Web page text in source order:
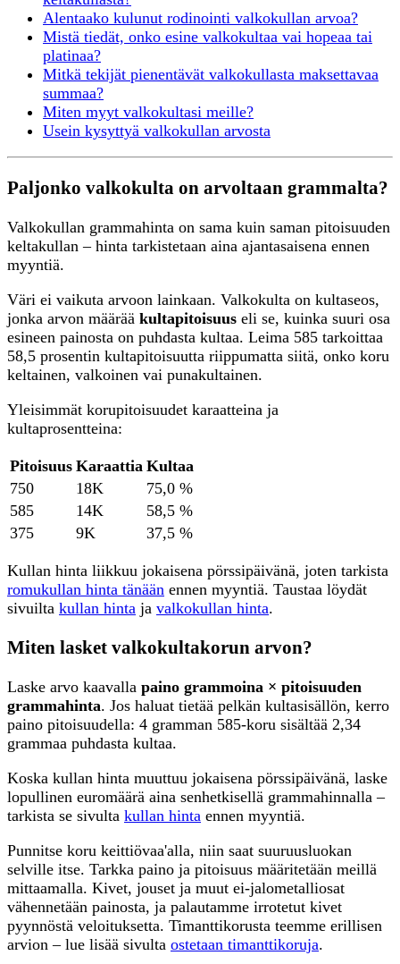
Alentaako kulunut rodinointi valkokullan arvoa?
Mistä tiedät, onko esine valkokultaa vai hopeaa tai
platinaa?
Mitkä tekijät pienentävät valkokullasta maksettavaa
summaa?
Miten myyt valkokultasi meille?
Usein kysyttyä valkokullan arvosta
Paljonko valkokulta on arvoltaan grammalta?
Valkokullan grammahinta on sama kuin saman pitoisuuden
keltakullan – hinta tarkistetaan aina ajantasaisena ennen
myyntiä.
Väri ei vaikuta arvoon lainkaan. Valkokulta on kultaseos,
jonka arvon määrää kultapitoisuus eli se, kuinka suuri osa
esineen painosta on puhdasta kultaa. Leima 585 tarkoittaa
58,5 prosentin kultapitoisuutta riippumatta siitä, onko koru
keltainen, valkoinen vai punakultainen.
Yleisimmät korupitoisuudet karaatteina ja
kultaprosentteina:
Pitoisuus Karaattia Kultaa
750
18K
75,0 %
585
14K
58,5 %
375
9K 37,5 %
Kullan hinta liikkuu jokaisena pörssipäivänä, joten tarkista
romukullan hinta tänään ennen myyntiä. Taustaa löydät
sivuilta kullan hinta ja valkokullan hinta.
Miten lasket valkokultakorun arvon?
Laske arvo kaavalla paino grammoina × pitoisuuden
grammahinta. Jos haluat tietää pelkän kultasisällön, kerro
paino pitoisuudella: 4 gramman 585-koru sisältää 2,34
grammaa puhdasta kultaa.
Koska kullan hinta muuttuu jokaisena pörssipäivänä, laske
lopullinen euromäärä aina senhetkisellä grammahinnalla –
tarkista se sivulta kullan hinta ennen myyntiä.
Punnitse koru keittiövaa'alla, niin saat suuruusluokan
selville itse. Tarkka paino ja pitoisuus määritetään meillä
mittaamalla. Kivet, jouset ja muut ei-jalometalliosat
vähennetään painosta, ja palautamme irrotetut kivet
pyynnöstä veloituksetta. Timanttikorusta teemme erillisen
arvion – lue lisää sivulta ostetaan timanttikoruja.